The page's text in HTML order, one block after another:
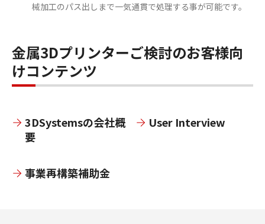
械加工のパス出しまで一気通貫で処理する事が可能です。
金属3Dプリンターご検討のお客様向
けコンテンツ
3DSystemsの会社概
要
User Interview
事業再構築補助金